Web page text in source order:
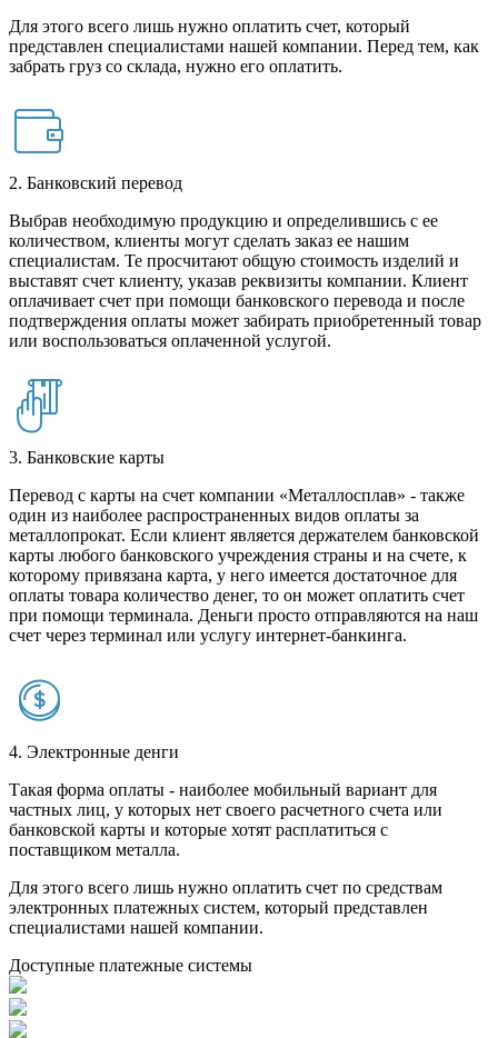
Для этого всего лишь нужно оплатить счет, который
представлен специалистами нашей компании. Перед тем, как
забрать груз со склада, нужно его оплатить.
2. Банковский перевод
Выбрав необходимую продукцию и определившись с ее
количеством, клиенты могут сделать заказ ее нашим
специалистам. Те просчитают общую стоимость изделий и
выставят счет клиенту, указав реквизиты компании. Клиент
оплачивает счет при помощи банковского перевода и после
подтверждения оплаты может забирать приобретенный товар
или воспользоваться оплаченной услугой.
3. Банковские карты
Перевод с карты на счет компании «Металлосплав» - также
один из наиболее распространенных видов оплаты за
металлопрокат. Если клиент является держателем банковской
карты любого банковского учреждения страны и на счете, к
которому привязана карта, у него имеется достаточное для
оплаты товара количество денег, то он может оплатить счет
при помощи терминала. Деньги просто отправляются на наш
счет через терминал или услугу интернет-банкинга.
4. Электронные денги
Такая форма оплаты - наиболее мобильный вариант для
частных лиц, у которых нет своего расчетного счета или
банковской карты и которые хотят расплатиться с
поставщиком металла.
Для этого всего лишь нужно оплатить счет по средствам
электронных платежных систем, который представлен
специалистами нашей компании.
Доступные платежные системы